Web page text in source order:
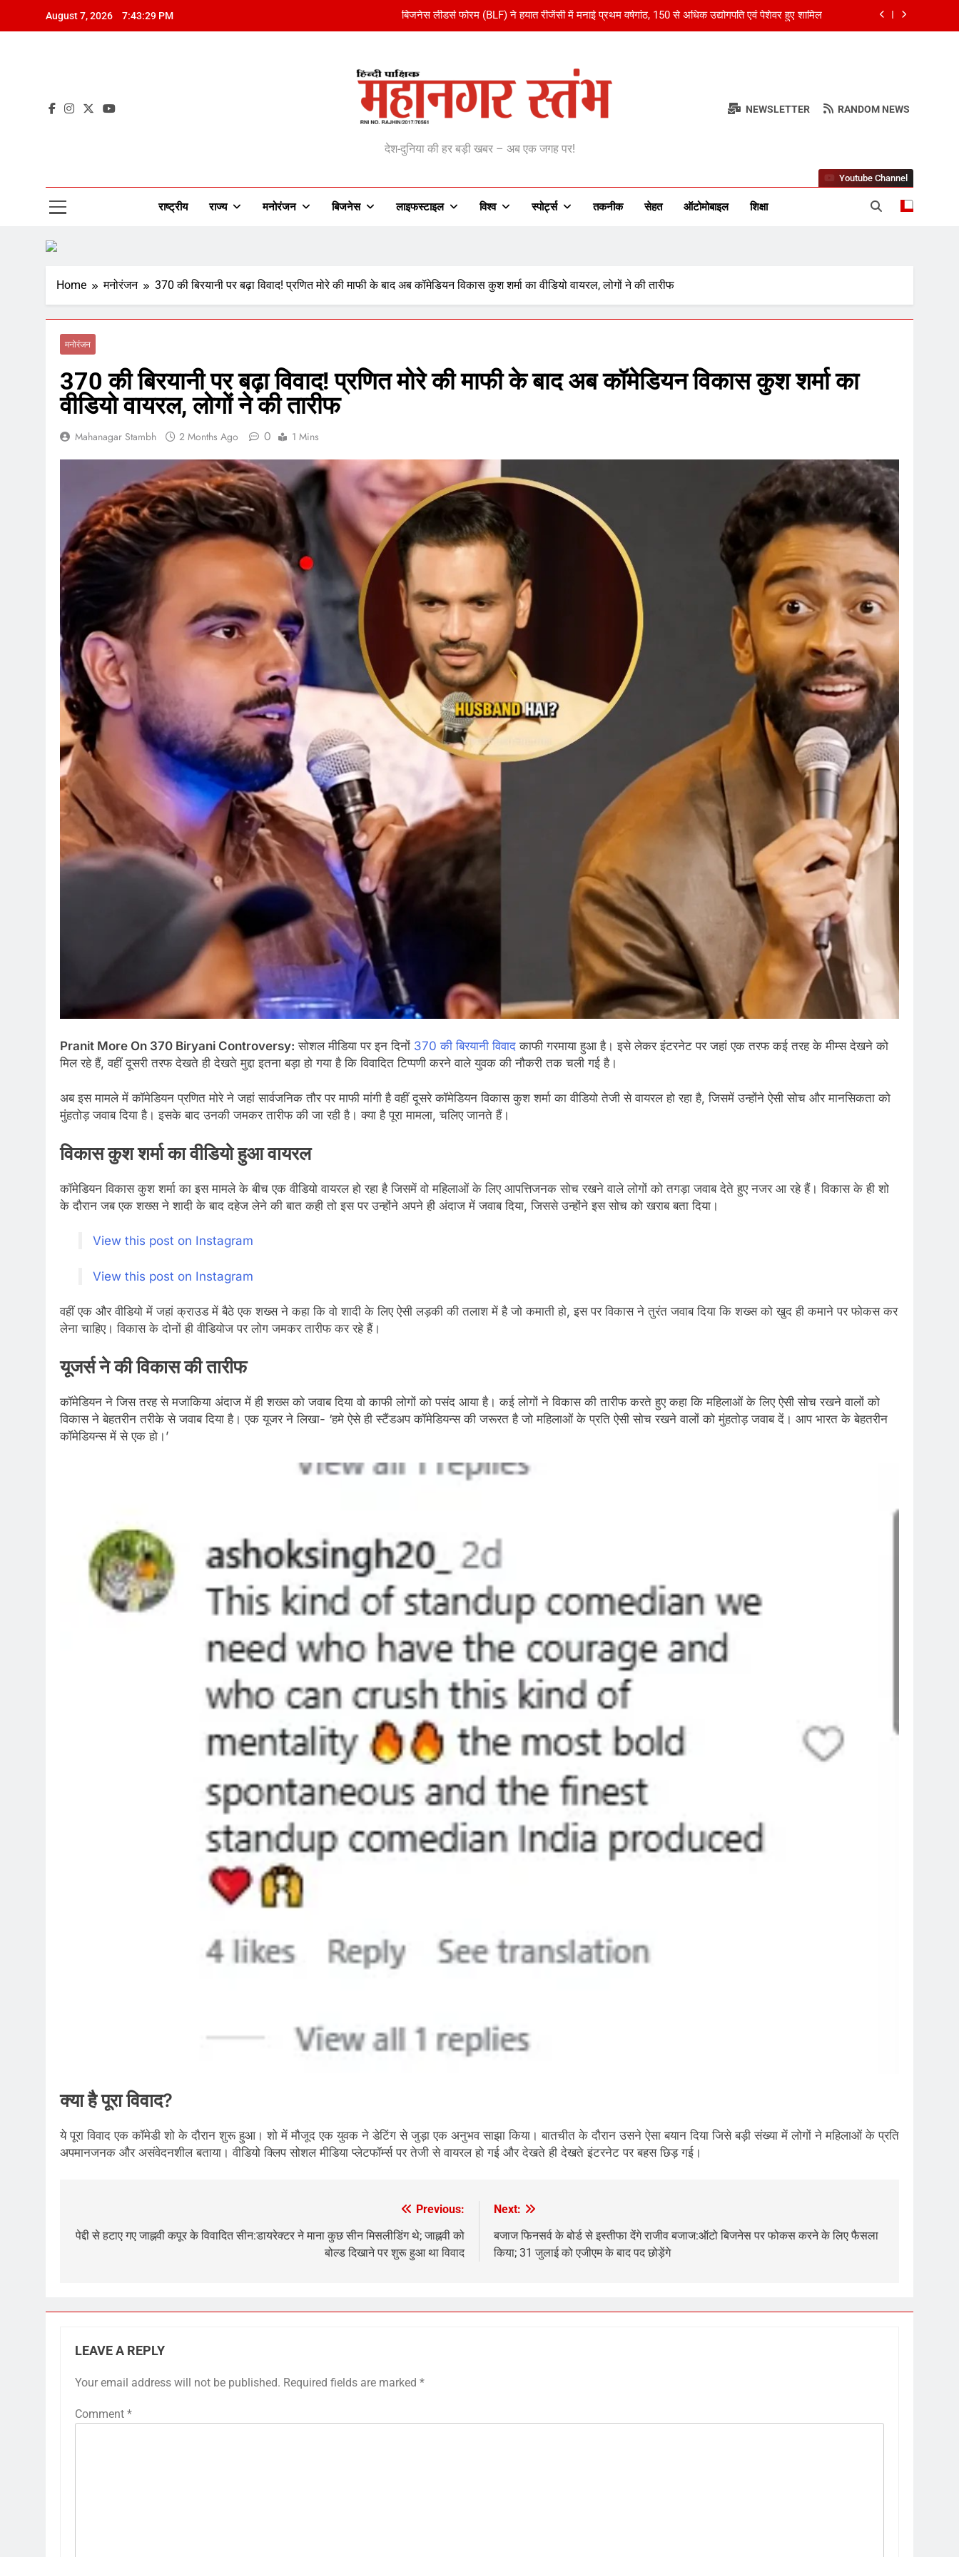
August 7, 2026 7:43:30 PM अमेरिका ने वर्ल्ड कप को बनाया ‘एंटरटेनमेंट पैकेज’:फुटबॉल का अमेरिकी मेकओवर, कई मेगा कॉन्सर्ट; मशहूर हस्तियों से प्रमोशन
शेपिंग फ्यूचर के बैनर तले डॉक्टरों और चार्टर्ड अकाउंटेंट्स के बीच रोमांचक बैडमिंटन प्रतियोगिता
बिजनेस लीडर्स फोरम (BLF) ने हयात रीजेंसी में मनाई प्रथम वर्षगांठ, 150 से अधिक उद्योगपति एवं पेशेवर हुए शामिल
अमेरिका ने वर्ल्ड कप को बनाया ‘एंटरटेनमेंट पैकेज’:फुटबॉल का अमेरिकी मेकओवर, कई मेगा कॉन्सर्ट; मशहूर हस्तियों से प्रमोशन
Mahanagar Stambh | महानगर स्तंभ
देश-दुनिया की हर बड़ी खबर – अब एक जगह पर!
NEWSLETTER RANDOM NEWS
राष्ट्रीय राज्य मनोरंजन बिजनेस लाइफस्टाइल विश्व ‎स्पोर्ट्स तकनीक सेहत ऑटोमोबाइल शिक्षा
Youtube Channel
Home मनोरंजन 370 की बिरयानी पर बढ़ा विवाद! प्रणित मोरे की माफी के बाद अब कॉमेडियन विकास कुश शर्मा का वीडियो वायरल, लोगों ने की तारीफ
मनोरंजन
370 की बिरयानी पर बढ़ा विवाद! प्रणित मोरे की माफी के बाद अब कॉमेडियन विकास कुश शर्मा का
वीडियो वायरल, लोगों ने की तारीफ
Mahanagar Stambh 2 Months Ago 0 1 Mins
Pranit More On 370 Biryani Controversy: सोशल मीडिया पर इन दिनों 370 की बिरयानी विवाद काफी गरमाया हुआ है। इसे लेकर इंटरनेट पर जहां एक तरफ कई तरह के मीम्स देखने को
मिल रहे हैं, वहीं दूसरी तरफ देखते ही देखते मुद्दा इतना बड़ा हो गया है कि विवादित टिप्पणी करने वाले युवक की नौकरी तक चली गई है।
अब इस मामले में कॉमेडियन प्रणित मोरे ने जहां सार्वजनिक तौर पर माफी मांगी है वहीं दूसरे कॉमेडियन विकास कुश शर्मा का वीडियो तेजी से वायरल हो रहा है, जिसमें उन्होंने ऐसी सोच और मानसिकता को
मुंहतोड़ जवाब दिया है। इसके बाद उनकी जमकर तारीफ की जा रही है। क्या है पूरा मामला, चलिए जानते हैं।
विकास कुश शर्मा का वीडियो हुआ वायरल
कॉमेडियन विकास कुश शर्मा का इस मामले के बीच एक वीडियो वायरल हो रहा है जिसमें वो महिलाओं के लिए आपत्तिजनक सोच रखने वाले लोगों को तगड़ा जवाब देते हुए नजर आ रहे हैं। विकास के ही शो
के दौरान जब एक शख्स ने शादी के बाद दहेज लेने की बात कही तो इस पर उन्होंने अपने ही अंदाज में जवाब दिया, जिससे उन्होंने इस सोच को खराब बता दिया।
View this post on Instagram
View this post on Instagram
वहीं एक और वीडियो में जहां क्राउड में बैठे एक शख्स ने कहा कि वो शादी के लिए ऐसी लड़की की तलाश में है जो कमाती हो, इस पर विकास ने तुरंत जवाब दिया कि शख्स को खुद ही कमाने पर फोकस कर
लेना चाहिए। विकास के दोनों ही वीडियोज पर लोग जमकर तारीफ कर रहे हैं।
यूजर्स ने की विकास की तारीफ
कॉमेडियन ने जिस तरह से मजाकिया अंदाज में ही शख्स को जवाब दिया वो काफी लोगों को पसंद आया है। कई लोगों ने विकास की तारीफ करते हुए कहा कि महिलाओं के लिए ऐसी सोच रखने वालों को
विकास ने बेहतरीन तरीके से जवाब दिया है। एक यूजर ने लिखा- ‘हमे ऐसे ही स्टैंडअप कॉमेडियन्स की जरूरत है जो महिलाओं के प्रति ऐसी सोच रखने वालों को मुंहतोड़ जवाब दें। आप भारत के बेहतरीन
कॉमेडियन्स में से एक हो।’
क्या है पूरा विवाद?
ये पूरा विवाद एक कॉमेडी शो के दौरान शुरू हुआ। शो में मौजूद एक युवक ने डेटिंग से जुड़ा एक अनुभव साझा किया। बातचीत के दौरान उसने ऐसा बयान दिया जिसे बड़ी संख्या में लोगों ने महिलाओं के प्रति
अपमानजनक और असंवेदनशील बताया। वीडियो क्लिप सोशल मीडिया प्लेटफॉर्म्स पर तेजी से वायरल हो गई और देखते ही देखते इंटरनेट पर बहस छिड़ गई।
navigation
Previous:
पेद्दी से हटाए गए जाह्नवी कपूर के विवादित सीन:डायरेक्टर ने माना कुछ सीन मिसलीडिंग थे; जाह्नवी को
बोल्ड दिखाने पर शुरू हुआ था विवाद
Next:
बजाज फिनसर्व के बोर्ड से इस्तीफा देंगे राजीव बजाज:ऑटो बिजनेस पर फोकस करने के लिए फैसला
किया; 31 जुलाई को एजीएम के बाद पद छोड़ेंगे
LEAVE A REPLY
Your email address will not be published. Required fields are marked *
Comment *